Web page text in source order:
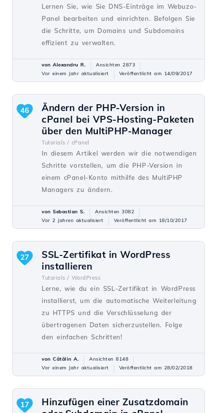
Lernen Sie, wie Sie DNS-Einträge im Webuzo-
Panel bearbeiten und einrichten. Befolgen Sie
die Schritte, um Domains und Subdomains
effizient zu verwalten.
von Alexandru R.
Ansichten 2873
Vor einem Jahr aktualisiert
Veröffentlicht am 14/09/2017
Ändern der PHP-Version in
cPanel bei VPS-Hosting-Paketen
über den MultiPHP-Manager
Tutorials / cPanel
In diesem Artikel werden wir die notwendigen
Schritte vorstellen, um die PHP-Version in
einem cPanel-Konto mithilfe des MultiPHP
Managers zu ändern.
46
von Sebastian S.
Ansichten 3082
Vor 2 Jahren aktualisiert
Veröffentlicht am 18/10/2017
SSL-Zertifikat in WordPress
installieren
Tutorials / WordPress
Lerne, wie du ein SSL-Zertifikat in WordPress
installierst, um die automatische Weiterleitung
zu HTTPS und die Verschlüsselung der
übertragenen Daten sicherzustellen. Folge
den einfachen Schritten!
27
von Cătălin A.
Ansichten 8148
Vor einem Jahr aktualisiert
Veröffentlicht am 28/02/2018
Hinzufügen einer Zusatzdomain
17